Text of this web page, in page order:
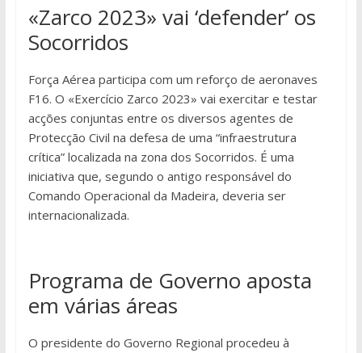
«Zarco 2023» vai ‘defender’ os
Socorridos
Força Aérea participa com um reforço de aeronaves
F16. O «Exercício Zarco 2023» vai exercitar e testar
acções conjuntas entre os diversos agentes de
Protecção Civil na defesa de uma “infraestrutura
crítica” localizada na zona dos Socorridos. É uma
iniciativa que, segundo o antigo responsável do
Comando Operacional da Madeira, deveria ser
internacionalizada.
Programa de Governo aposta
em várias áreas
O presidente do Governo Regional procedeu à